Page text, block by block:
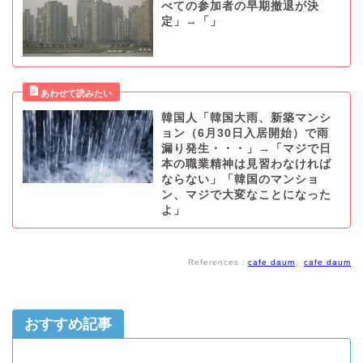
べての参加者の早期撤退が決
定」→「」
韓国人「韓国大雨、新築マンシ
ョン（6月30日入居開始）で雨
漏り発生・・・」→「マジで日
本の職業精神は見習わなければ
ならない」「韓国のマンショ
ン、マジで大変なことになった
よ」
References： cafe daum cafe daum
おすすめ記事